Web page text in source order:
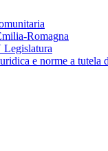
Romagna
e norme a tutela